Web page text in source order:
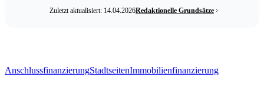
Zuletzt aktualisiert: 14.04.2026Redaktionelle Grundsätze
AnschlussfinanzierungStadtseitenImmobilienfinanzierung